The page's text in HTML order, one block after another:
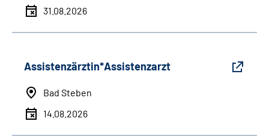
31.08.2026
Assistenzärztin*Assistenzarzt
Bad Steben
14.08.2026